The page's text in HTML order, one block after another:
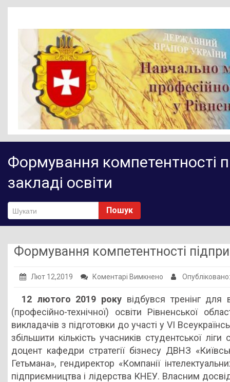
Головна
Новини
Діяльність НМЦ ПТО
Методичне забезпечення
Нормативно-правове забезпечення
Заклади ПТО
Оголошення
Галерея
НМЦ ПТО України
Формування компетентності
закладі освіти
Пошук
Формування компетентності
Лют 12,2019 Коментарі Вимкнено до
компетентності
підприємливості
у
сучасному
закладі
освіти
12 лютого 2019 року відбувся тренінг для
(професійно-технічної) освіти Рівненської
викладачів з підготовки до участі у VI
збільшити кількість учасників студентської
доцент кафедри стратегії бізнесу ДВНЗ
Гетьмана», гендиректор «Компанії
підприємництва і лідерства КНЕУ. Власним